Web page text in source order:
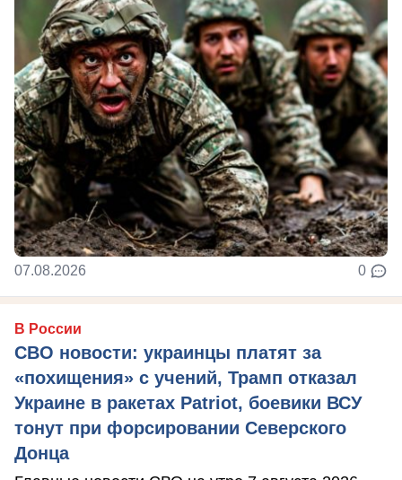
07.08.2026 0
В России
СВО новости: украинцы платят за
«похищения» с учений, Трамп отказал
Украине в ракетах Patriot, боевики ВСУ
тонут при форсировании Северского
Донца